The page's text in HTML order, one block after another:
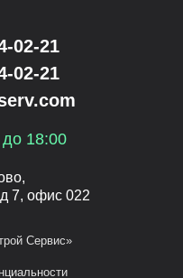
02-21
02-21
18:00
7, офис 022
Сервис»